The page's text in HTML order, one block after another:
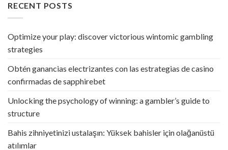
RECENT POSTS
Optimize your play: discover victorious wintomic gambling
strategies
Obtén ganancias electrizantes con las estrategias de casino
confirmadas de sapphirebet
Unlocking the psychology of winning: a gambler’s guide to
structure
Bahis zihniyetinizi ustalaşın: Yüksek bahisler için olağanüstü
atılımlar